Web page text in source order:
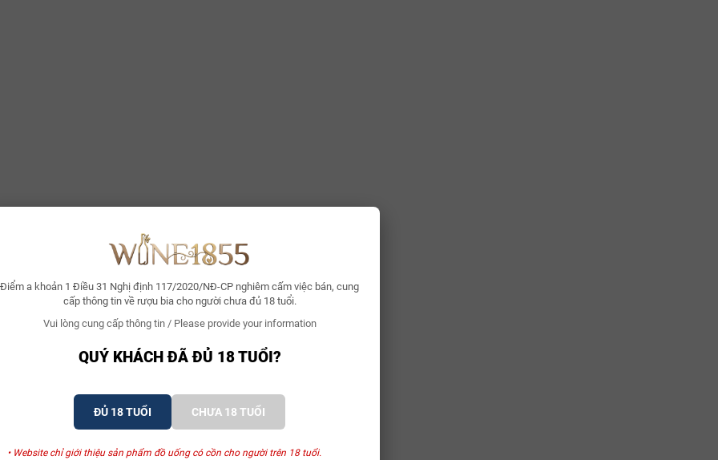
Điểm a khoản 1 Điều 31 Nghị định 117/2020/NĐ-CP nghiêm cấm việc bán, cung
cấp thông tin về rượu bia cho người chưa đủ 18 tuổi.
Vui lòng cung cấp thông tin / Please provide your information
QUÝ KHÁCH ĐÃ ĐỦ 18 TUỔI?
ĐỦ 18 TUỔI CHƯA 18 TUỔI
• Website chỉ giới thiệu sản phẩm đồ uống có cồn cho người trên 18 tuổi.